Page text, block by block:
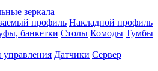
зеркала
профиль Накладной профиль
банкетки Столы Комоды Тумбы
управления Датчики Сервер